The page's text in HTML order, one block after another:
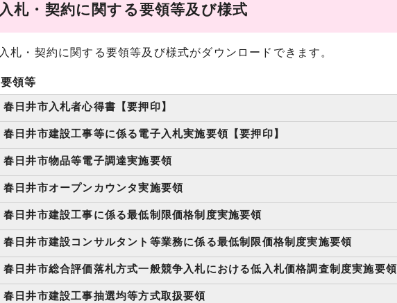
入札・契約に関する要領等及び様式
入札・契約に関する要領等及び様式がダウンロードできます。
要領等
春日井市入札者心得書【要押印】
春日井市建設工事等に係る電子入札実施要領【要押印】
春日井市物品等電子調達実施要領
春日井市オープンカウンタ実施要領
春日井市建設工事に係る最低制限価格制度実施要領
春日井市建設コンサルタント等業務に係る最低制限価格制度実施要領
春日井市総合評価落札方式一般競争入札における低入札価格調査制度実施要領
春日井市建設工事抽選均等方式取扱要領